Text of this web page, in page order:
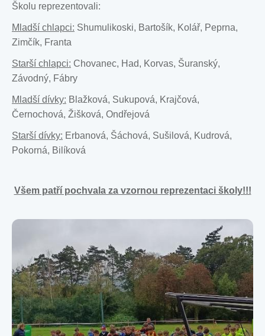
Školu reprezentovali:
Mladší chlapci: Shumulikoski, Bartošík, Kolář, Peprna,
Zimčík, Franta
Starší chlapci: Chovanec, Had, Korvas, Šuranský,
Závodný, Fábry
Mladší dívky: Blažková, Sukupová, Krajčová,
Černochová, Žišková, Ondřejová
Starší dívky: Erbanová, Šáchová, Sušilová, Kudrová,
Pokorná, Bilíková
Všem patří pochvala za vzornou reprezentaci školy!!!